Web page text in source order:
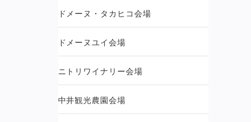
ドメーヌ・タカヒコ会場
ドメーヌユイ会場
ニトリワイナリー会場
中井観光農園会場